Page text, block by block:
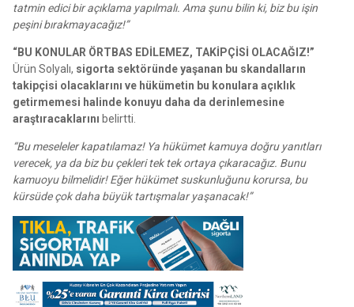
tatmin edici bir açıklama yapılmalı. Ama şunu bilin ki, biz bu işin
peşini bırakmayacağız!”
“BU KONULAR ÖRTBAS EDİLEMEZ, TAKİPÇİSİ OLACAĞIZ!”
Ürün Solyalı, sigorta sektöründe yaşanan bu skandalların
takipçisi olacaklarını ve hükümetin bu konulara açıklık
getirmemesi halinde konuyu daha da derinlemesine
araştıracaklarını belirtti.
“Bu meseleler kapatılamaz! Ya hükümet kamuya doğru yanıtları
verecek, ya da biz bu çekleri tek tek ortaya çıkaracağız. Bunu
kamuoyu bilmelidir! Eğer hükümet suskunluğunu korursa, bu
kürsüde çok daha büyük tartışmalar yaşanacak!”